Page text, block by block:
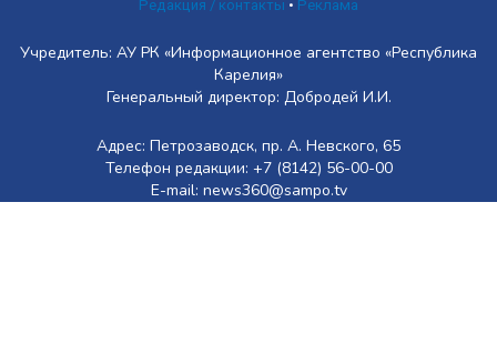
Редакция / контакты • Реклама
Учредитель: АУ РК «Информационное агентство «Республика
Карелия»
Генеральный директор: Добродей И.И.
Адрес: Петрозаводск, пр. А. Невского, 65
Телефон редакции: +7 (8142) 56-00-00
E-mail: news360@sampo.tv